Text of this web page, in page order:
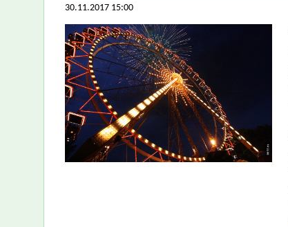
30.11.2017 15:00